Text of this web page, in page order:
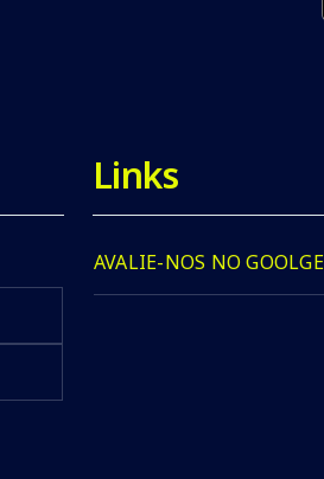
Links
AVALIE-NOS NO GOOLGE